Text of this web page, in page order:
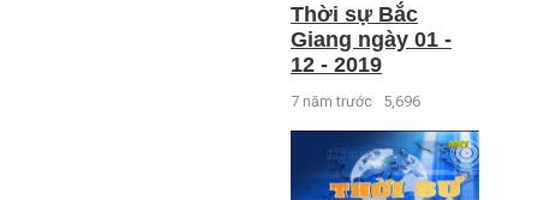
Thời sự Bắc
Giang ngày 01 -
12 - 2019
7 năm trước 5,696